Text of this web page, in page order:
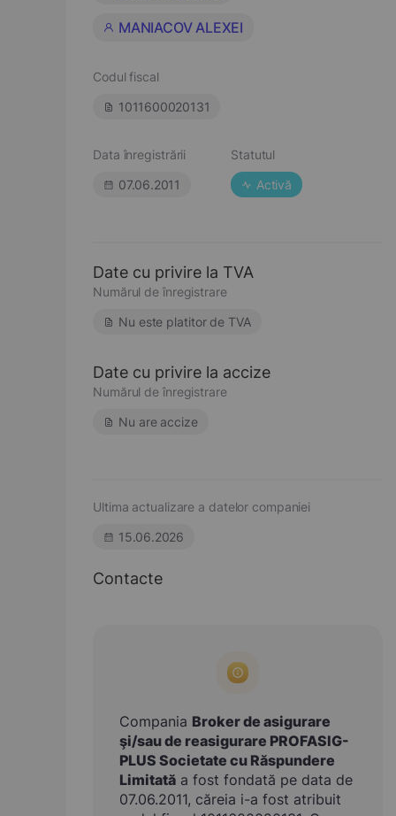
MANIACOV ALEXEI
Codul fiscal
1011600020131
Data înregistrării
07.06.2011
Statutul
Activă
Date cu privire la TVA
Numărul de înregistrare
Nu este platitor de TVA
Date cu privire la accize
Numărul de înregistrare
Nu are accize
Ultima actualizare a datelor companiei
15.06.2026
Contacte
Compania Broker de asigurare
şi/sau de reasigurare PROFASIG-
PLUS Societate cu Răspundere
Limitată a fost fondată pe data de
07.06.2011, căreia i-a fost atribuit